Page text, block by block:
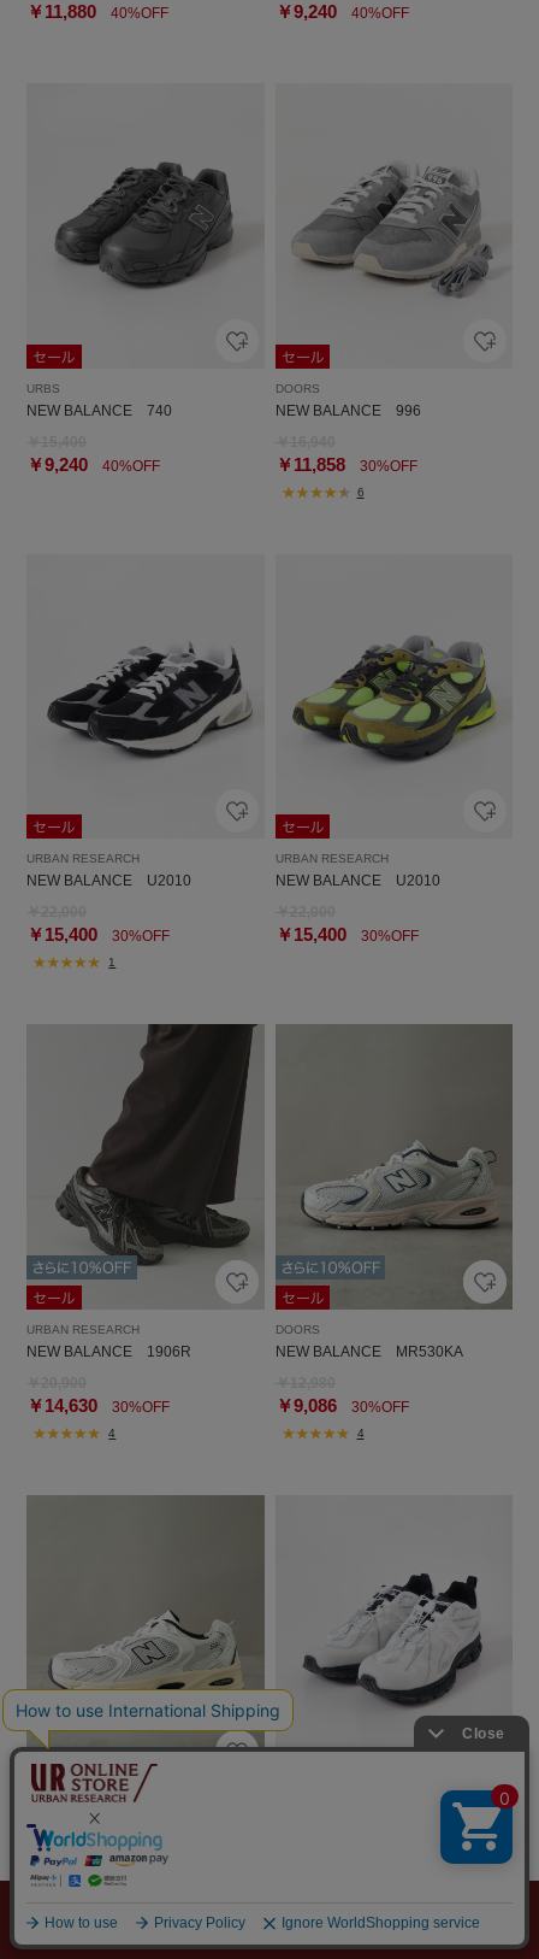
￥11,880 40%OFF ￥9,24040%OFF
URBS
NEW BALANCE 740
￥9,240 40%OFF
DOORS
NEW BALANCE 996
￥11,85830%OFF
6
URBAN RESEARCH
NEW BALANCE U2010
￥15,400 30%OFF
1
URBAN RESEARCH
NEW BALANCE U2010
￥15,40030%OFF
URBAN RESEARCH
NEW BALANCE 1906R
￥14,630 30%OFF
4
DOORS
NEW BALANCE MR530KA
￥9,08630%OFF
4
DOORS
NEW BALANCE MR530TA
￥12,980
￥9,08630%OFF